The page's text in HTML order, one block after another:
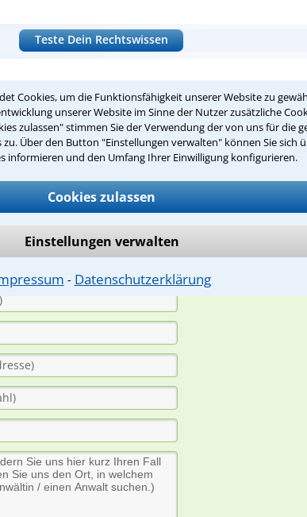
Cookies, um die Funktionsfähigkeit unserer Website zu
unserer Website im Sinne der Nutzer zusätzliche
zulassen" stimmen Sie der Verwendung der von uns für die
zu. Über den Button "Einstellungen verwalten" können Sie sich
informieren und den Umfang Ihrer Einwilligung konfigurieren.
Cookies zulassen
Einstellungen verwalten
⁃ Datenschutzerklärung
Teste Dein Rechtswissen
werden sich spezialisierte Rechtsanwälte bei Ihnen
Anwalt ist für Sie kostenlos.